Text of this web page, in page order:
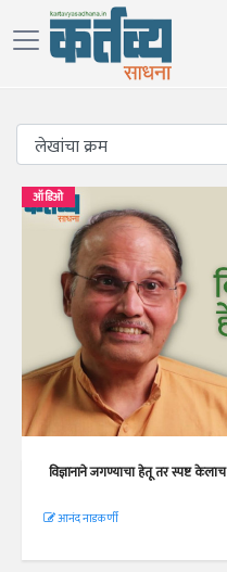
ऑडिओ
विज्ञानाने जगण्याचा हेतू तर स्पष्ट
आनंद नाडकर्णी